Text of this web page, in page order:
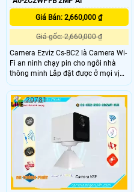
Giá Bán: 2,660,000 ₫
Giá gốc: 2,660,000 ₫
Camera Ezviz Cs-BC2 là Camera Wi-
Fi an ninh chạy pin cho ngôi nhà
thông minh Lắp đặt được ở mọi vị
trí, phù hợp mọi thiết kế. Trải
nghiệm chiếc camera có hàng loạt
tính năng dễ sử dụng cho an ninh
trong nhà, thân thiện với người
dùng, và thú vị
20781